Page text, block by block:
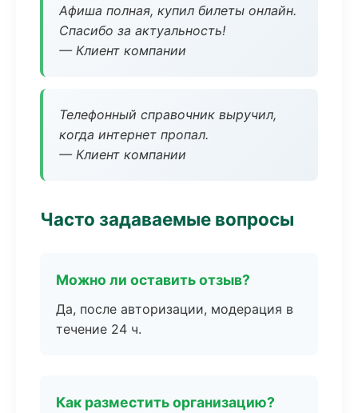
Афиша полная, купил билеты онлайн.
Спасибо за актуальность!
— Клиент компании
Телефонный справочник выручил,
когда интернет пропал.
— Клиент компании
Часто задаваемые вопросы
Можно ли оставить отзыв?
Да, после авторизации, модерация в
течение 24 ч.
Как разместить организацию?